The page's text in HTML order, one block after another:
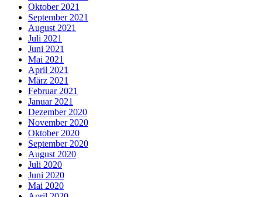
Oktober 2021
September 2021
August 2021
Juli 2021
Juni 2021
Mai 2021
April 2021
März 2021
Februar 2021
Januar 2021
Dezember 2020
November 2020
Oktober 2020
September 2020
August 2020
Juli 2020
Juni 2020
Mai 2020